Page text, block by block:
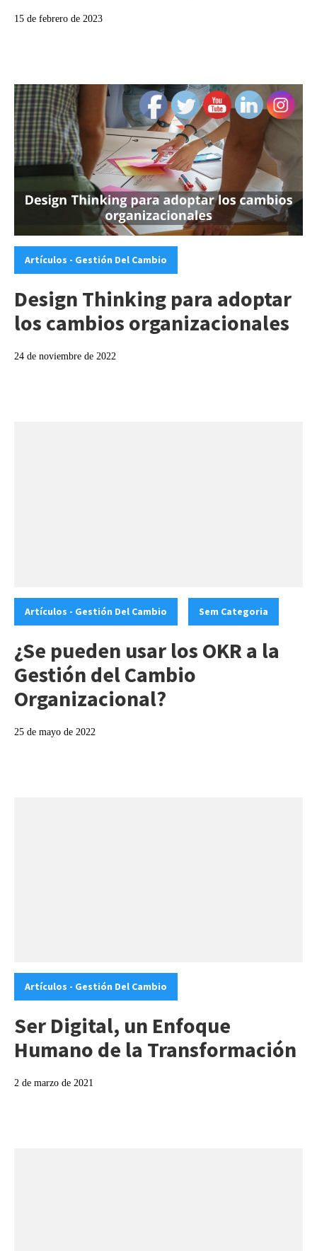
15 de febrero de 2023
Categories:
Artículos - Gestión Del Cambio
Design Thinking para adoptar
los cambios organizacionales
24 de noviembre de 2022
Categories:
Artículos - Gestión Del Cambio Sem Categoria
¿Se pueden usar los OKR a la
Gestión del Cambio
Organizacional?
25 de mayo de 2022
Categories:
Artículos - Gestión Del Cambio
Ser Digital, un Enfoque
Humano de la Transformación
2 de marzo de 2021